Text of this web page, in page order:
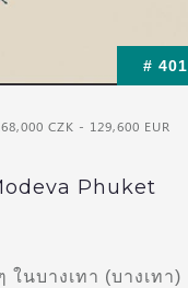
# 401
CZK - 129,600 EUR
Phuket
ในบางเทา (บางเทา)